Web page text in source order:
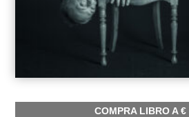
COMPRA LIBRO A€